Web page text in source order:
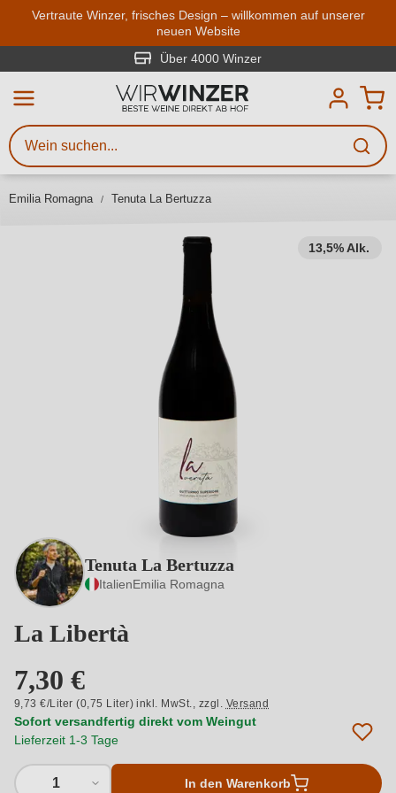
Zum Hauptinhalt springen
Vertraute Winzer, frisches Design – willkommen auf unserer
neuen Website
Über 4000 Winzer
Emilia Romagna Tenuta La Bertuzza
13,5% Alk.
Tenuta La Bertuzza
ItalienEmilia Romagna
La Libertà
7,30 €
9,73 €/Liter (0,75 Liter) inkl. MwSt., zzgl. Versand
Sofort versandfertig direkt vom Weingut
Lieferzeit 1-3 Tage
1 In den Warenkorb
Weinsuche
Mindestens 3 Zeichen eingeben
Beschreiben Sie, welchen Wein
Sie suchen – ob nach Geschmack,